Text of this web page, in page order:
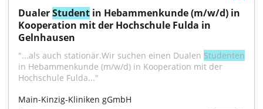
Dualer Student in Hebammenkunde (m/w/d) in
Kooperation mit der Hochschule Fulda in
Gelnhausen
"...als auch stationär.Wir suchen einen Dualen Studenten
in Hebammenkunde (m/w/d) in Kooperation mit der
Hochschule Fulda..."
Main-Kinzig-Kliniken gGmbH